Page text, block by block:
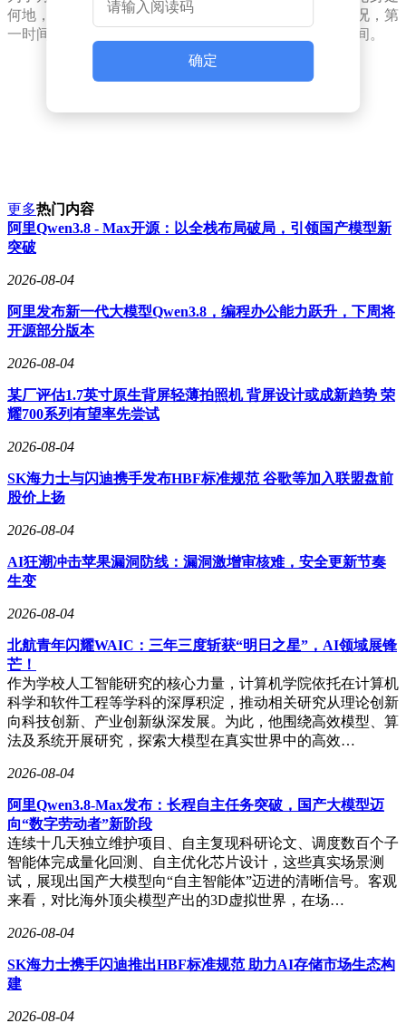
何地，科技爱好者们都能通过直播平台实时观看大会盛况，第
一时间获取最新资讯，共同见证这场科技盛宴的精彩瞬间。
确定
更多热门内容
阿里Qwen3.8 - Max开源：以全栈布局破局，引领国产模型新
突破
2026-08-04
阿里发布新一代大模型Qwen3.8，编程办公能力跃升，下周将
开源部分版本
2026-08-04
某厂评估1.7英寸原生背屏轻薄拍照机 背屏设计或成新趋势 荣
耀700系列有望率先尝试
2026-08-04
SK海力士与闪迪携手发布HBF标准规范 谷歌等加入联盟盘前
股价上扬
2026-08-04
AI狂潮冲击苹果漏洞防线：漏洞激增审核难，安全更新节奏
生变
2026-08-04
北航青年闪耀WAIC：三年三度斩获“明日之星”，AI领域展锋
芒！
作为学校人工智能研究的核心力量，计算机学院依托在计算机
科学和软件工程等学科的深厚积淀，推动相关研究从理论创新
向科技创新、产业创新纵深发展。为此，他围绕高效模型、算
法及系统开展研究，探索大模型在真实世界中的高效…
2026-08-04
阿里Qwen3.8-Max发布：长程自主任务突破，国产大模型迈
向“数字劳动者”新阶段
连续十几天独立维护项目、自主复现科研论文、调度数百个子
智能体完成量化回测、自主优化芯片设计，这些真实场景测
试，展现出国产大模型向“自主智能体”迈进的清晰信号。客观
来看，对比海外顶尖模型产出的3D虚拟世界，在场…
2026-08-04
SK海力士携手闪迪推出HBF标准规范 助力AI存储市场生态构
建
2026-08-04